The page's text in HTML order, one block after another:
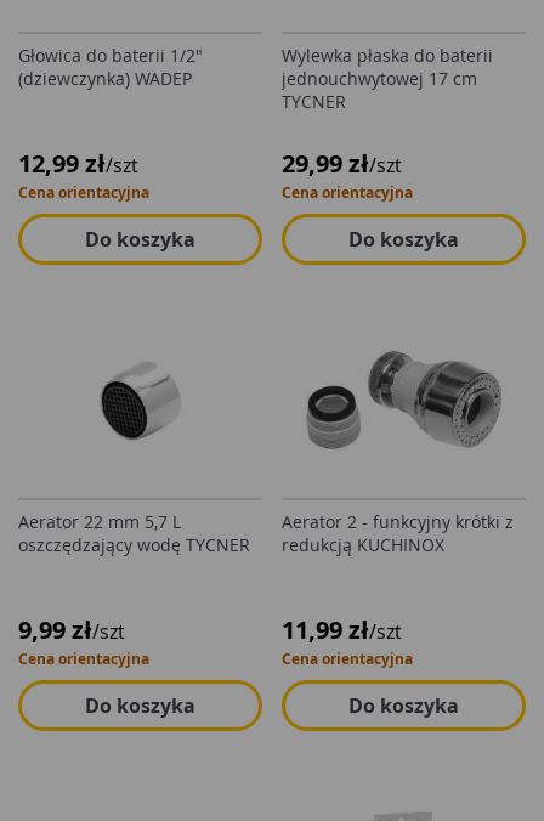
Głowica do baterii 1/2"
(dziewczynka) WADEP
12,99 zł/szt
Cena orientacyjna
Do koszyka
Wylewka płaska do baterii
jednouchwytowej 17 cm
TYCNER
29,99 zł/szt
Cena orientacyjna
Do koszyka
Aerator 22 mm 5,7 L
oszczędzający wodę TYCNER
9,99 zł/szt
Cena orientacyjna
Do koszyka
Aerator 2 - funkcyjny krótki z
redukcją KUCHINOX
11,99 zł/szt
Cena orientacyjna
Do koszyka